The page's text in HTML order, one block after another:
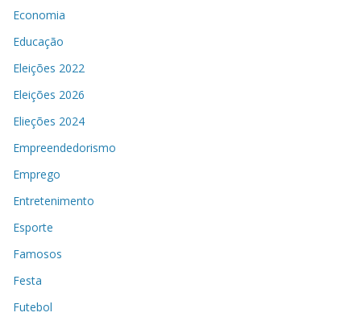
Economia
Educação
Eleições 2022
Eleições 2026
Elieções 2024
Empreendedorismo
Emprego
Entretenimento
Esporte
Famosos
Festa
Futebol